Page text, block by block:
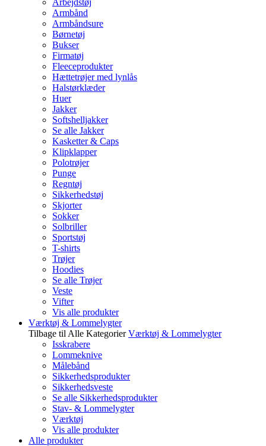
Arbejdstøj
Armbånd
Armbåndsure
Børnetøj
Bukser
Firmatøj
Fleeceprodukter
Hættetrøjer med lynlås
Halstørklæder
Huer
Jakker
Softshelljakker
Se alle Jakker
Kasketter & Caps
Klipklapper
Polotrøjer
Punge
Regntøj
Sikkerhedstøj
Skjorter
Sokker
Solbriller
Sportstøj
T-shirts
Trøjer
Hoodies
Se alle Trøjer
Veste
Vifter
Vis alle produkter
Værktøj & Lommelygter
Tilbage til Alle Kategorier Værktøj & Lommelygter
Isskrabere
Lommeknive
Målebånd
Sikkerhedsprodukter
Sikkerhedsveste
Se alle Sikkerhedsprodukter
Stav- & Lommelygter
Værktøj
Vis alle produkter
Alle produkter